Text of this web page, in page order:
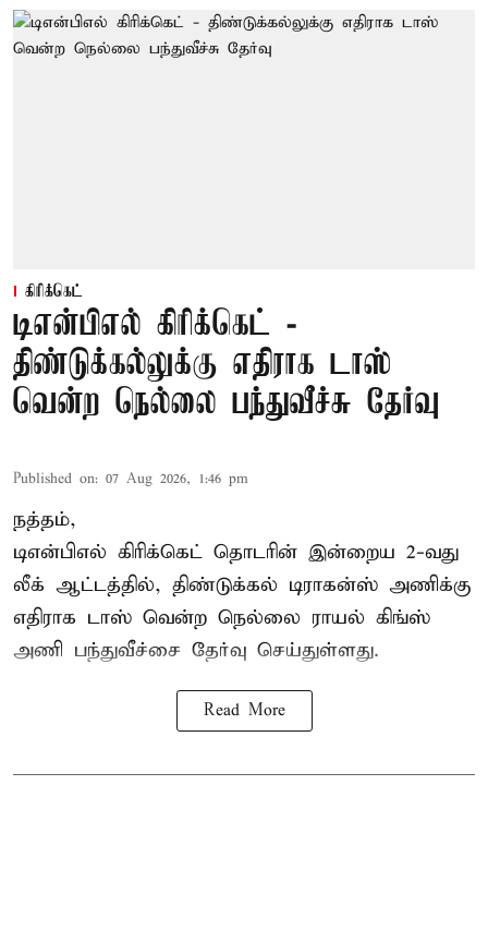
கிரிக்கெட்
டிஎன்பிஎல் கிரிக்கெட் -
திண்டுக்கல்லுக்கு எதிராக டாஸ்
வென்ற நெல்லை பந்துவீச்சு தேர்வு
Published on: 07 Aug 2026, 1:46 pm
நத்தம்,
டிஎன்பிஎல் கிரிக்கெட் தொடரின் இன்றைய 2-வது
லீக் ஆட்டத்தில், திண்டுக்கல் டிராகன்ஸ் அணிக்கு
எதிராக டாஸ் வென்ற நெல்லை ராயல் கிங்ஸ்
அணி பந்துவீச்சை தேர்வு செய்துள்ளது.
Read More